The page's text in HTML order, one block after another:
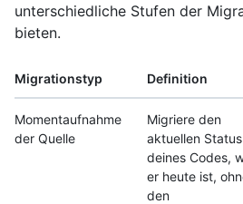
unterschiedliche Stufen der
bieten.
Migrationstyp Definition
Momentaufnahme
der Quelle
Migriere den
aktuellen Status
deines Codes,
er heute ist,
den